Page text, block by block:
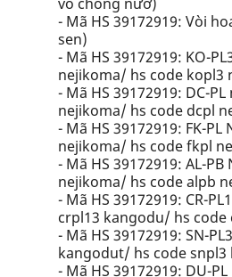
- Mã HS 39172919: Vòi
sen)
- Mã HS 39172919: KO-
nejikoma/ hs code kopl3
- Mã HS 39172919: DC-
nejikoma/ hs code dcpl
- Mã HS 39172919: FK-PL
nejikoma/ hs code fkpl
- Mã HS 39172919: AL-
nejikoma/ hs code alpb
- Mã HS 39172919: CR-
crpl13 kangodu/ hs code
- Mã HS 39172919: SN-
kangodut/ hs code snpl3
- Mã HS 39172919: DU-